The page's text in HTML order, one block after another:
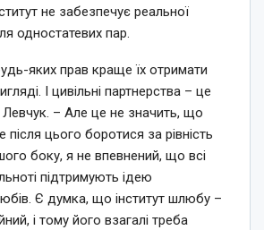
не забезпечує реальної
одностатевих пар.
яких прав краще їх отримати
І цивільні партнерства – це
– Але це не значить, що
після цього боротися за рівність
боку, я не впевнений, що всі
підтримують ідею
Є думка, що інститут шлюбу –
і тому його взагалі треба